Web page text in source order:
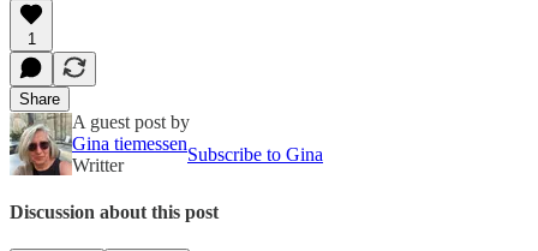
1
Share
A guest post by
Gina tiemessen
Writter
Subscribe to Gina
Discussion about this post